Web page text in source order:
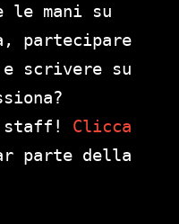
le mani su
partecipare
scrivere su
staff! Clicca
parte della